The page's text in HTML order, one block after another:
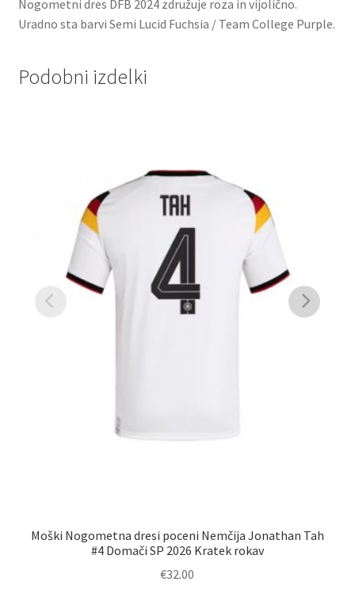
Nogometni dres DFB 2024 združuje roza in vijolično.
Uradno sta barvi Semi Lucid Fuchsia / Team College Purple.
Podobni izdelki
Moški Nogometna dresi poceni Nemčija Jonathan Tah
#4 Domači SP 2026 Kratek rokav
€32.00